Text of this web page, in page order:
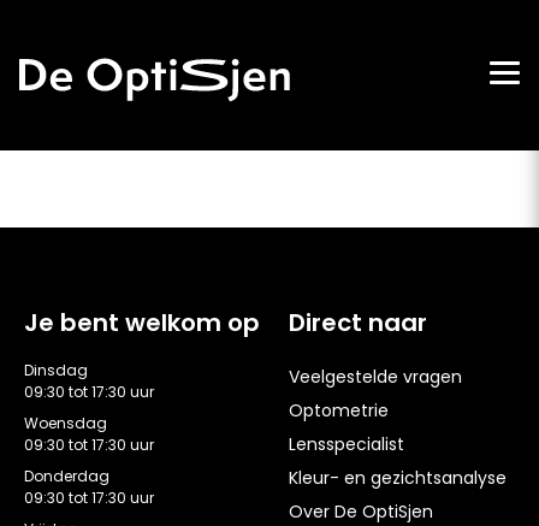
Je bent welkom op
Dinsdag
09:30 tot 17:30 uur
Woensdag
09:30 tot 17:30 uur
Donderdag
09:30 tot 17:30 uur
Direct naar
Veelgestelde vragen
Optometrie
Lensspecialist
Kleur- en gezichtsanalyse
Over De OptiSjen